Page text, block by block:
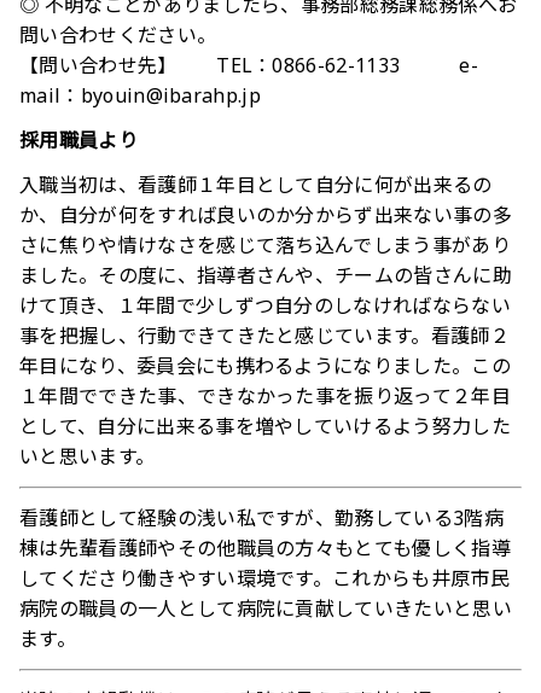
問い合わせください。
【問い合わせ先】 TEL：0866-62-1133 e-
mail：byouin@ibarahp.jp
採用職員より
入職当初は、看護師１年目として自分に何が出来るの
か、自分が何をすれば良いのか分からず出来ない事の多
さに焦りや情けなさを感じて落ち込んでしまう事があり
ました。その度に、指導者さんや、チームの皆さんに助
けて頂き、１年間で少しずつ自分のしなければならない
事を把握し、行動できてきたと感じています。看護師２
年目になり、委員会にも携わるようになりました。この
１年間でできた事、できなかった事を振り返って２年目
として、自分に出来る事を増やしていけるよう努力した
いと思います。
看護師として経験の浅い私ですが、勤務している3階病
棟は先輩看護師やその他職員の方々もとても優しく指導
してくださり働きやすい環境です。これからも井原市民
病院の職員の一人として病院に貢献していきたいと思い
ます。